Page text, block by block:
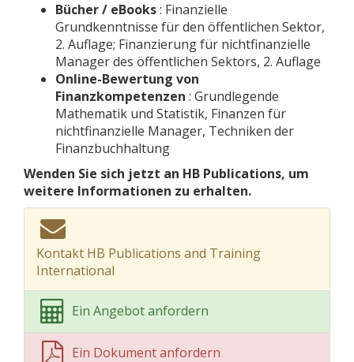
Bücher / eBooks: Finanzielle
Grundkenntnisse für den öffentlichen Sektor,
2. Auflage; Finanzierung für nichtfinanzielle
Manager des öffentlichen Sektors, 2. Auflage
Online-Bewertung von
Finanzkompetenzen : Grundlegende
Mathematik und Statistik, Finanzen für
nichtfinanzielle Manager, Techniken der
Finanzbuchhaltung
Wenden Sie sich jetzt an HB Publications, um
weitere Informationen zu erhalten.
Kontakt HB Publications and Training
International
Ein Angebot anfordern
Ein Dokument anfordern